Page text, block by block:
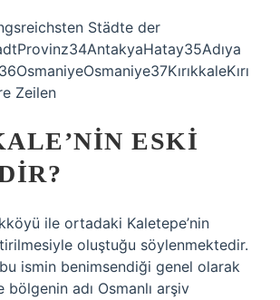
Städte der
Zeilen
ESKI
ile ortadaki Kaletepe’nin
oluştuğu söylenmektedir.
ismin benimsendiği genel olarak
bölgenin adı Osmanlı arşiv